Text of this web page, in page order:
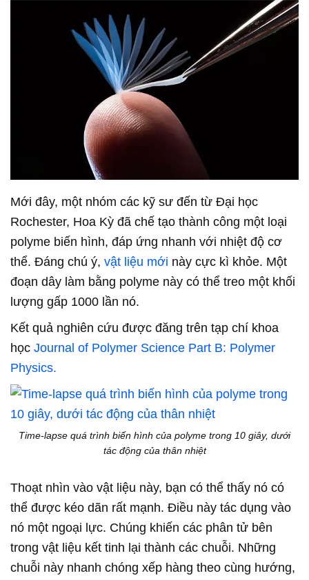
Mới đây, một nhóm các kỹ sư đến từ Đại học
Rochester, Hoa Kỳ đã chế tạo thành công một loại
polyme biến hình, đáp ứng nhanh với nhiệt độ cơ
thể. Đáng chú ý, vật liệu mới này cực kì khỏe. Một
đoạn dây làm bằng polyme này có thể treo một khối
lượng gấp 1000 lần nó.
Kết quả nghiên cứu được đăng trên tạp chí khoa
học Journal of Polymer Science Part B: Polymer
Physics.
Time-lapse quá trình biến hình của polyme trong 10 giây, dưới
tác động của thân nhiệt
Thoạt nhìn vào vật liệu này, bạn có thể thấy nó có
thể được kéo dãn rất mạnh. Điều này tác dụng vào
nó một ngoại lực. Chúng khiến các phân tử bên
trong vật liệu kết tinh lại thành các chuỗi. Những
chuỗi này nhanh chóng xếp hàng theo cùng hướng,